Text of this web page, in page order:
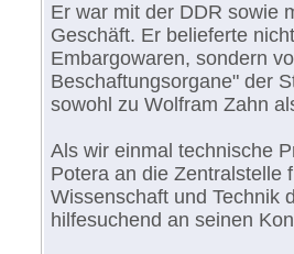
Er war mit der DDR sowie
Geschäft. Er belieferte
Embargowaren, sondern
Beschaftungsorgane" der
sowohl zu Wolfram Zahn
Als wir einmal technische
Potera an die Zentralstelle
Wissenschaft und Technik
hilfesuchend an seinen